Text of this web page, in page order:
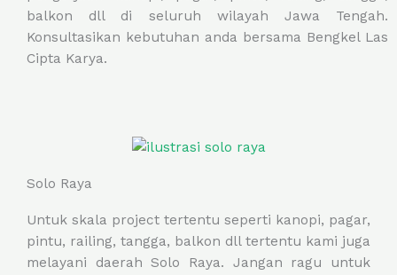
balkon dll di seluruh wilayah Jawa Tengah.
Konsultasikan kebutuhan anda bersama Bengkel Las
Cipta Karya.
Solo Raya
Untuk skala project tertentu seperti kanopi, pagar,
pintu, railing, tangga, balkon dll tertentu kami juga
melayani daerah Solo Raya. Jangan ragu untuk